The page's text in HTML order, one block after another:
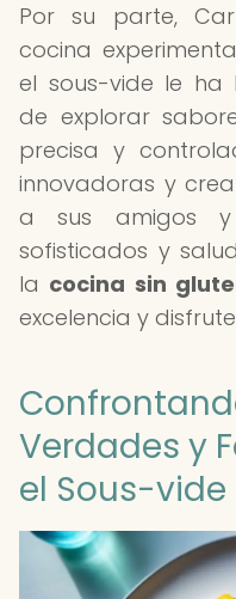
Por su parte,
cocina
el sous-vide le ha
de explorar
precisa y
innovadoras y
a sus amigos y
sofisticados y
la cocina sin
excelencia y
Verdades y
el Sous-vide